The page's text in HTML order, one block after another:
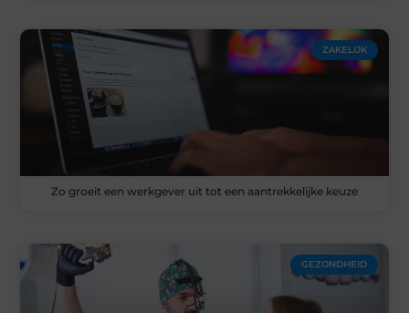
ZAKELIJK
Zo groeit een werkgever uit tot een aantrekkelijke keuze
GEZONDHEID